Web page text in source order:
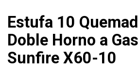
Estufa 10
Doble Horno a
Sunfire X60-10